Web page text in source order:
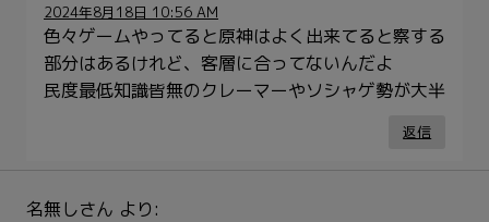
2024年8月18日 10:56 AM
色々ゲームやってると原神はよく出来てると察する
部分はあるけれど、客層に合ってないんだよ
民度最低知識皆無のクレーマーやソシャゲ勢が大半
返信
名無しさん より: